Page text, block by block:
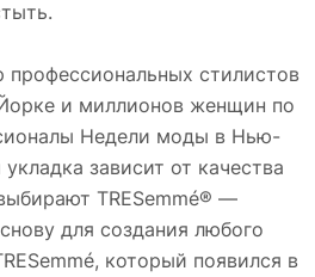
стилистов
и миллионов женщин по
Недели моды в Нью-
зависит от качества
TRESemmé® —
для создания любого
который появился в